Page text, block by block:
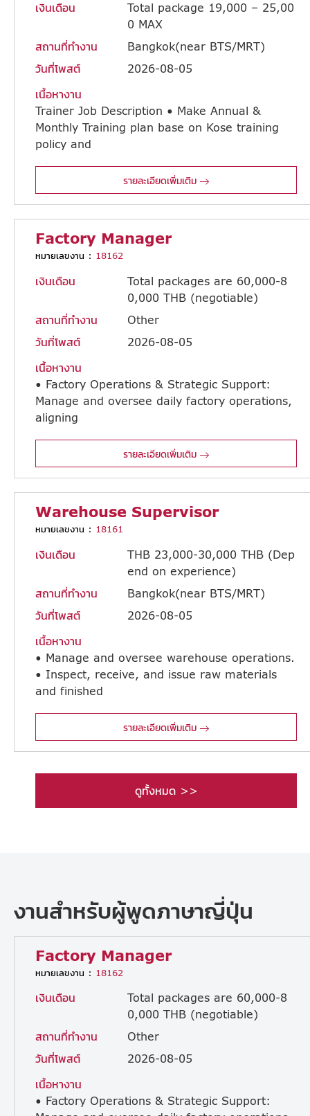
เงินเดือน
Total package 19,000 – 25,00
0 MAX
สถานที่ทำงาน
Bangkok(near BTS/MRT)
วันที่โพสต์
2026-08-05
เนื้อหางาน
Trainer Job Description • Make Annual &
Monthly Training plan base on Kose training
policy and
รายละเอียดเพิ่มเติม
Factory Manager
หมายเลขงาน : 18162
เงินเดือน
Total packages are 60,000-8
0,000 THB (negotiable)
สถานที่ทำงาน
Other
วันที่โพสต์
2026-08-05
เนื้อหางาน
• Factory Operations & Strategic Support:
Manage and oversee daily factory operations,
aligning
รายละเอียดเพิ่มเติม
Warehouse Supervisor
หมายเลขงาน : 18161
เงินเดือน
THB 23,000-30,000 THB (Dep
end on experience)
สถานที่ทำงาน
Bangkok(near BTS/MRT)
วันที่โพสต์
2026-08-05
เนื้อหางาน
• Manage and oversee warehouse operations.
• Inspect, receive, and issue raw materials
and finished
รายละเอียดเพิ่มเติม
ดูทั้งหมด >>
งานสำหรับผู้พูดภาษาญี่ปุ่น
Factory Manager
หมายเลขงาน : 18162
เงินเดือน
Total packages are 60,000-8
0,000 THB (negotiable)
สถานที่ทำงาน
Other
วันที่โพสต์
2026-08-05
เนื้อหางาน
• Factory Operations & Strategic Support: